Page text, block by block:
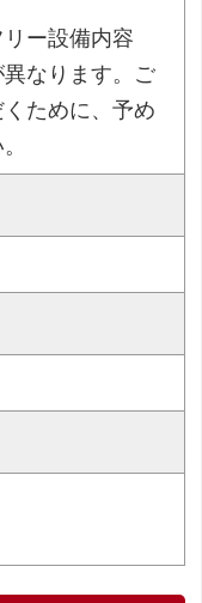
ー設備内容
なります。ご
ために、予め